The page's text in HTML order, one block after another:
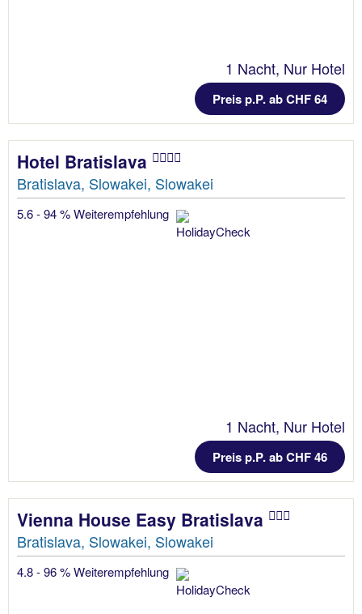
1 Nacht, Nur Hotel
Preis p.P. ab CHF 64
Hotel Bratislava
Bratislava, Slowakei, Slowakei
5.6 - 94 % Weiterempfehlung
1 Nacht, Nur Hotel
Preis p.P. ab CHF 46
Vienna House Easy Bratislava
Bratislava, Slowakei, Slowakei
4.8 - 96 % Weiterempfehlung